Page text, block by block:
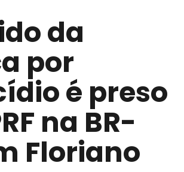
da
por
é preso
na BR-
Floriano